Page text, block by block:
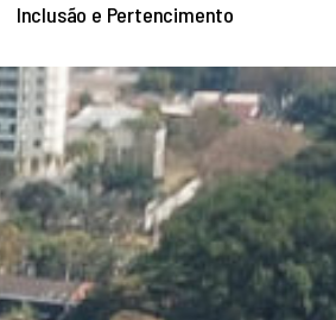
Inclusão e Pertencimento